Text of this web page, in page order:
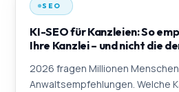
SEO
KI-SEO für Kanzleien: So
Ihre Kanzlei – und nicht die
2026 fragen Millionen
Anwaltsempfehlungen. Welche